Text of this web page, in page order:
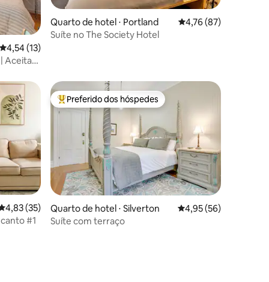
4,54 de uma avaliação média de 5, 13 avaliações
4,54 (13)
Aceita
Quarto de hotel ⋅ Portland 4,76 de uma
4,76 (87)
Suíte no The Society Hotel
de uma avaliação média de 5, 35 avaliações
4,83 (35)
#1
Entre os melhores preferidos dos hóspedes
Preferido dos hóspedes
Quarto de hotel ⋅ Silverton 4,95 de uma
4,95 (56)
Suíte com terraço